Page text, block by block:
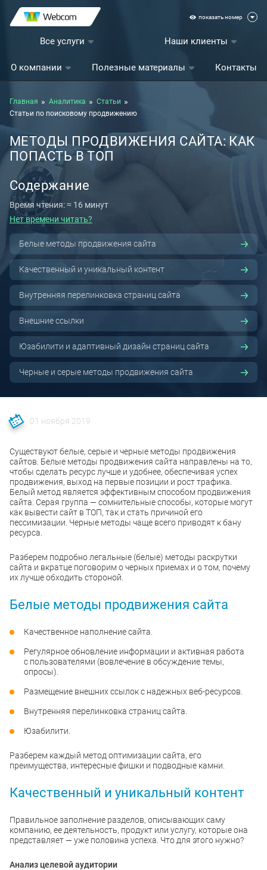
показать номер
Все услуги Наши клиенты
О компании Полезные материалы Контакты
Главная Аналитика
Статьи
Статьи по поисковому продвижению
МЕТОДЫ ПРОДВИЖЕНИЯ САЙТА: КАК
ПОПАСТЬ В ТОП
Содержание
Время чтения: ≈ 16 минут
Нет времени читать?
Белые методы продвижения сайта
Качественный и уникальный контент
Внутренняя перелинковка страниц сайта
Внешние ссылки
Юзабилити и адаптивный дизайн страниц сайта
Черные и серые методы продвижения сайта
01 ноября 2019
Существуют белые, серые и черные методы продвижения
сайтов. Белые методы продвижения сайта направлены на то,
чтобы сделать ресурс лучше и удобнее, обеспечивая успех
продвижения, выход на первые позиции и рост трафика.
Белый метод является эффективным способом продвижения
сайта. Серая группа — сомнительные способы, которые могут
как вывести сайт в ТОП, так и стать причиной его
пессимизации. Черные методы чаще всего приводят к бану
ресурса.
Разберем подробно легальные (белые) методы раскрутки
сайта и вкратце поговорим о черных приемах и о том, почему
их лучше обходить стороной.
Белые методы продвижения сайта
Качественное наполнение сайта.
Регулярное обновление информации и активная работа
с пользователями (вовлечение в обсуждение темы,
опросы).
Размещение внешних ссылок с надежных веб-ресурсов.
Внутренняя перелинковка страниц сайта.
Юзабилити.
Разберем каждый метод оптимизации сайта, его
преимущества, интересные фишки и подводные камни.
Качественный и уникальный контент
Правильное заполнение разделов, описывающих саму
компанию, ее деятельность, продукт или услугу, которые она
представляет — уже половина успеха. Что для этого нужно?
Анализ целевой аудитории